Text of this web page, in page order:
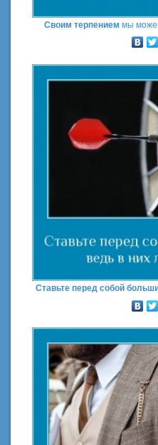
Своим терпением мы
Ставьте перед собой